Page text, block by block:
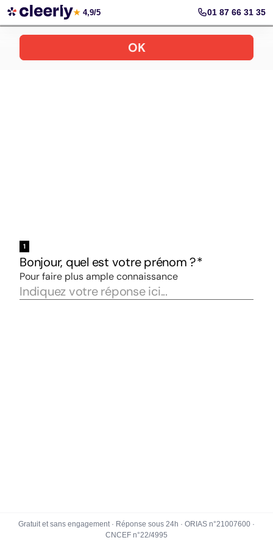
Votre simulation gratuite et personnalisée
★ 4,9/5 01 87 66 31 35
Gratuit et sans engagement · Réponse sous 24h · ORIAS n°21007600 ·
CNCEF n°22/4995